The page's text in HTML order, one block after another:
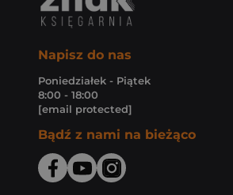
Napisz do nas
Poniedziałek - Piątek
8:00 - 18:00
[email protected]
Bądź z nami na bieżąco